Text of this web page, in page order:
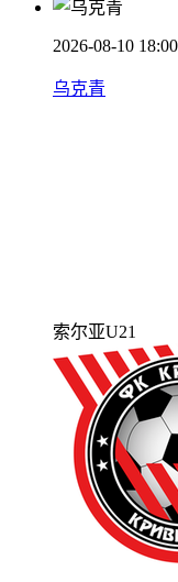
2026-08-10 18:00
乌克青
索尔亚U21